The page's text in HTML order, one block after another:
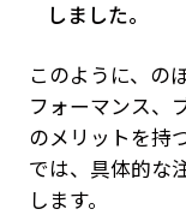
しました。
このように、の
フォーマンス、
のメリットを持
では、具体的な
します。